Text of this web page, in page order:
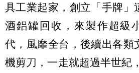
具工業起家，創立「手牌」
酒鋁罐回收，來製作超級
代，風靡全台，後續出各類
機剪刀，一走就超過半世紀